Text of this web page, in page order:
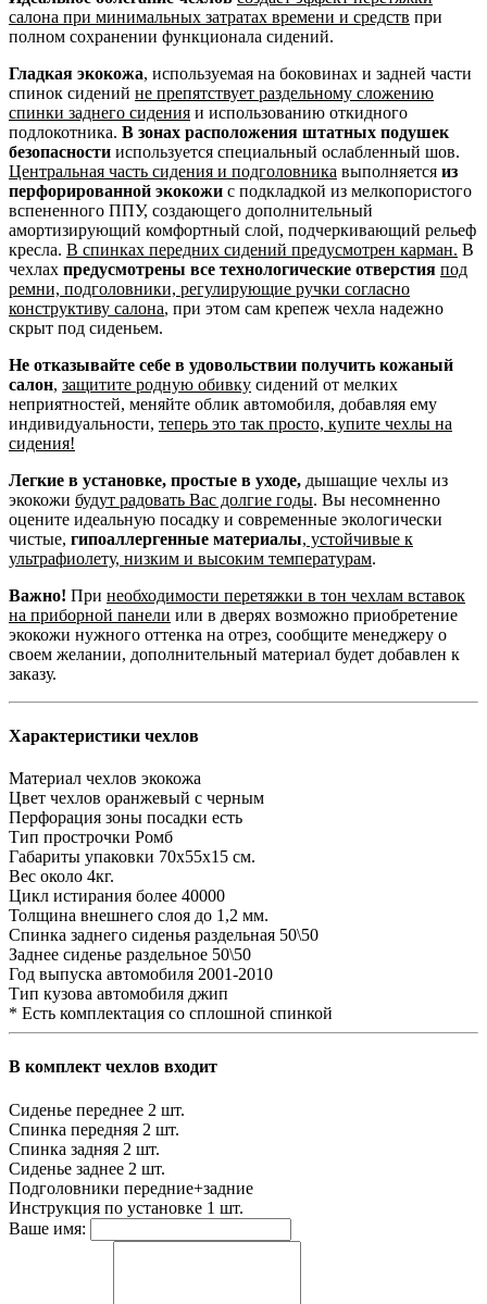
салона при минимальных затратах времени и средств при
полном сохранении функционала сидений.
Гладкая экокожа, используемая на боковинах и задней части
спинок сидений не препятствует раздельному сложению
спинки заднего сидения и использованию откидного
подлокотника. В зонах расположения штатных подушек
безопасности используется специальный ослабленный шов.
Центральная часть сидения и подголовника выполняется из
перфорированной экокожи с подкладкой из мелкопористого
вспененного ППУ, создающего дополнительный
амортизирующий комфортный слой, подчеркивающий рельеф
кресла. В спинках передних сидений предусмотрен карман. В
чехлах предусмотрены все технологические отверстия под
ремни, подголовники, регулирующие ручки согласно
конструктиву салона, при этом сам крепеж чехла надежно
скрыт под сиденьем.
Не отказывайте себе в удовольствии получить кожаный
салон, защитите родную обивку сидений от мелких
неприятностей, меняйте облик автомобиля, добавляя ему
индивидуальности, теперь это так просто, купите чехлы на
сидения!
Легкие в установке, простые в уходе, дышащие чехлы из
экокожи будут радовать Вас долгие годы. Вы несомненно
оцените идеальную посадку и современные экологически
чистые, гипоаллергенные материалы, устойчивые к
ультрафиолету, низким и высоким температурам.
Важно! При необходимости перетяжки в тон чехлам вставок
на приборной панели или в дверях возможно приобретение
экокожи нужного оттенка на отрез, сообщите менеджеру о
своем желании, дополнительный материал будет добавлен к
заказу.
Характеристики чехлов
Материал чехлов экокожа
Цвет чехлов оранжевый с черным
Перфорация зоны посадки есть
Тип прострочки Ромб
Габариты упаковки 70х55х15 см.
Вес около 4кг.
Цикл истирания более 40000
Толщина внешнего слоя до 1,2 мм.
Спинка заднего сиденья раздельная 50\50
Заднее сиденье раздельное 50\50
Год выпуска автомобиля 2001-2010
Тип кузова автомобиля джип
* Есть комплектация со сплошной спинкой
В комплект чехлов входит
Сиденье переднее 2 шт.
Спинка передняя 2 шт.
Спинка задняя 2 шт.
Сиденье заднее 2 шт.
Подголовники передние+задние
Инструкция по установке 1 шт.
Ваше имя: